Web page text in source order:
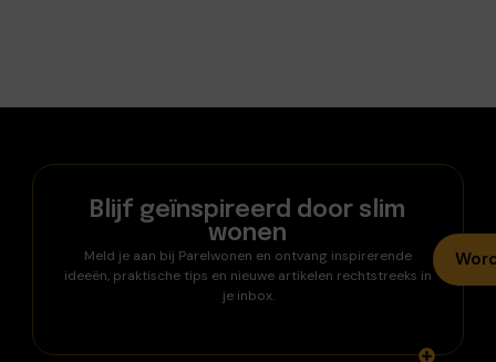
Blijf geïnspireerd door slim
wonen
Meld je aan bij Parelwonen en ontvang inspirerende
ideeën, praktische tips en nieuwe artikelen rechtstreeks in
je inbox.